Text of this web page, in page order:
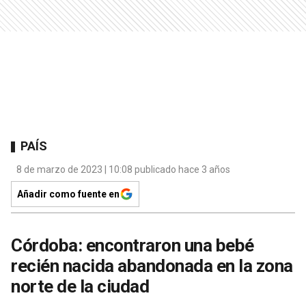
PAÍS
8 de marzo de 2023 | 10:08 publicado hace 3 años
Añadir como fuente en
Córdoba: encontraron una bebé
recién nacida abandonada en la zona
norte de la ciudad